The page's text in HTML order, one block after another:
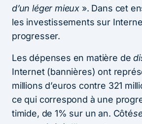
d’un léger mieux ». Dans cet
les investissements sur
progresser.
Les dépenses en matière de
Internet (bannières) ont
millions d’euros contre 321
ce qui correspond à une
timide, de 1% sur un an. Côté